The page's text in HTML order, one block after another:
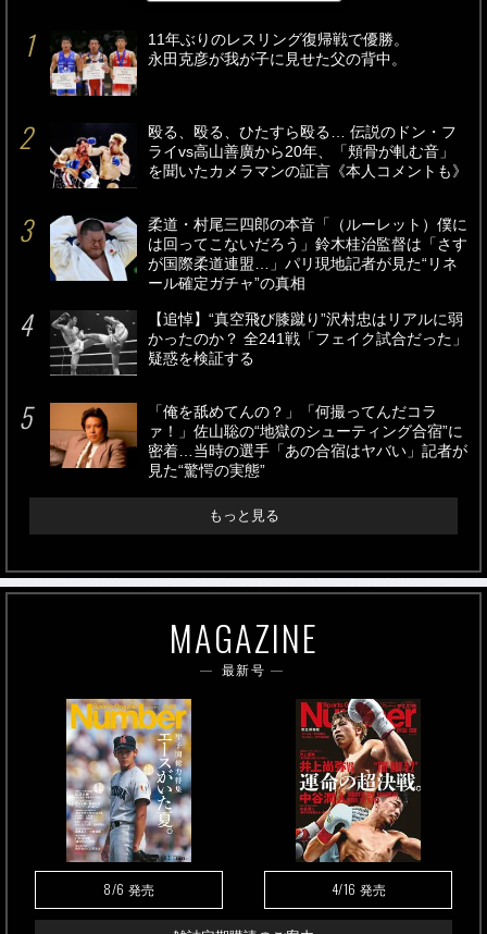
11年ぶりのレスリング復帰戦で優勝。
永田克彦が我が子に見せた父の背中。
殴る、殴る、ひたすら殴る… 伝説のドン・フ
ライvs高山善廣から20年、「頬骨が軋む音」
を聞いたカメラマンの証言《本人コメントも》
柔道・村尾三四郎の本音「（ルーレット）僕に
は回ってこないだろう」鈴木桂治監督は「さす
が国際柔道連盟…」パリ現地記者が見た“リネ
ール確定ガチャ”の真相
【追悼】“真空飛び膝蹴り”沢村忠はリアルに弱
かったのか？ 全241戦「フェイク試合だった」
疑惑を検証する
「俺を舐めてんの？」「何撮ってんだコラ
ァ！」佐山聡の“地獄のシューティング合宿”に
密着…当時の選手「あの合宿はヤバい」記者が
見た“驚愕の実態”
もっと見る
MAGAZINE
最新号
8/6 発売 4/16 発売